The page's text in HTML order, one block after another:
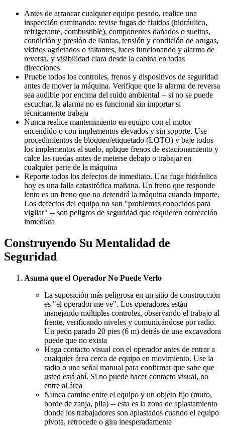
Antes de arrancar cualquier equipo pesado, realice una
inspección caminando: revise fugas de fluidos (hidráulico,
refrigerante, combustible), componentes dañados o sueltos,
condición y presión de llantas, tensión y condición de orugas,
vidrios agrietados o faltantes, luces funcionando y alarma de
reversa, y visibilidad clara desde la cabina en todas
direcciones
Pruebe todos los controles, frenos y dispositivos de seguridad
antes de mover la máquina. Verifique que la alarma de reversa
sea audible por encima del ruido ambiental -- si no se puede
escuchar, la alarma no es funcional sin importar si
técnicamente trabaja
Nunca realice mantenimiento en equipo con el motor
encendido o con implementos elevados y sin soporte. Use
procedimientos de bloqueo/etiquetado (LOTO) y baje todos
los implementos al suelo, aplique frenos de estacionamiento y
calce las ruedas antes de meterse debajo o trabajar en
cualquier parte de la máquina
Reporte todos los defectos de inmediato. Una fuga hidráulica
hoy es una falla catastrófica mañana. Un freno que responde
lento es un freno que no detendrá la máquina cuando importe.
Los defectos del equipo no son "problemas conocidos para
vigilar" -- son peligros de seguridad que requieren corrección
inmediata
Construyendo Su Mentalidad de
Seguridad
Asuma que el Operador No Puede Verlo
La suposición más peligrosa en un sitio de construcción
es "el operador me ve". Los operadores están
manejando múltiples controles, observando el trabajo al
frente, verificando niveles y comunicándose por radio.
Un peón parado 20 pies (6 m) detrás de una excavadora
puede que no exista
Haga contacto visual con el operador antes de entrar a
cualquier área cerca de equipo en movimiento. Use la
radio o una señal manual para confirmar que sabe que
usted está ahí. Si no puede hacer contacto visual, no
entre al área
Nunca camine entre el equipo y un objeto fijo (muro,
borde de zanja, pila) -- esta es la zona de aplastamiento
donde los trabajadores son aplastados cuando el equipo
pivota, retrocede o gira inesperadamente